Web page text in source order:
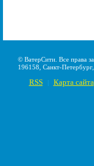
© ВатерСити. Все права
196158, Санкт-
RSS Карта сайта